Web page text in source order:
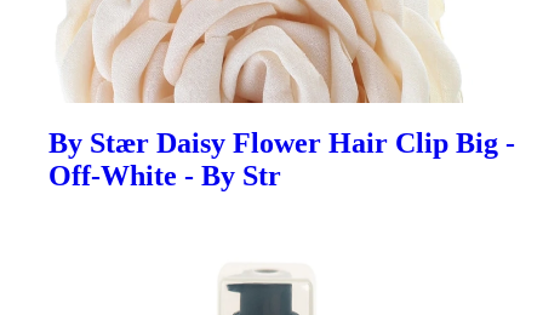
By Stær Daisy Flower Hair Clip Big -
Off-White - By Str